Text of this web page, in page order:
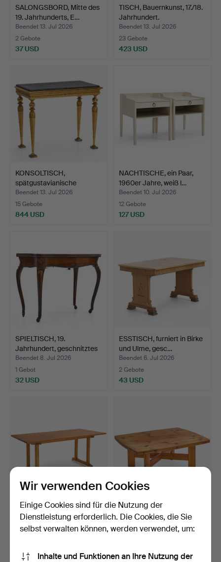
SALONGSBORD, Mitte des
19. Jahrhunderts, E…
Beendet 13. Jul 2026
2 Gebote
37 USD
TISCH, Bauernkunst, 17./18.
Jahrhundert.
Beendet 13. Jul 2026
23 Gebote
423 USD
KONSOLTISCH,
spätgustavianische
Stockholme…
Beendet 13. Jul 2026
15 Gebote
844 USD
NACHTISCHE, ein Paar,
1960er Jahre, weiß l…
Beendet 10. Jul 2026
12 Gebote
127 USD
SPIELTISCH, 19.
Jahrhundert, geschnitztes
…
Beendet 8. Jul 2026
1 Gebot
32 USD
ESSTISCH, furniert in Birke
und Ulme, gesc…
Beendet 6. Jul 2026
2 Gebote
43 USD
CARL MALMSTEN (1888–
1972). Esstisch, Kiefe…
Beendet 6. Jul 2026
ROLAND WILHELMSSON
(SVERIGE, 1928-2017). C…
Beendet 26. Jun 2026
Wir verwenden Cookies
Einige Cookies sind für die Nutzung der
Dienstleistung erforderlich. Die Cookies, die Sie
selbst verwalten können, werden verwendet, um:
Inhalte und Funktionen an Ihre Nutzung der